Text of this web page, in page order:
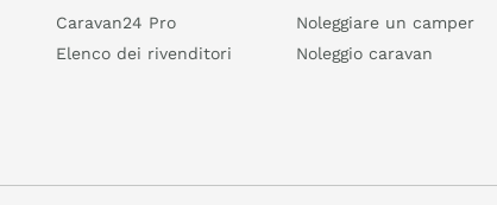
Caravan24 Pro
Elenco dei rivenditori
Noleggiare un camper
Noleggio caravan